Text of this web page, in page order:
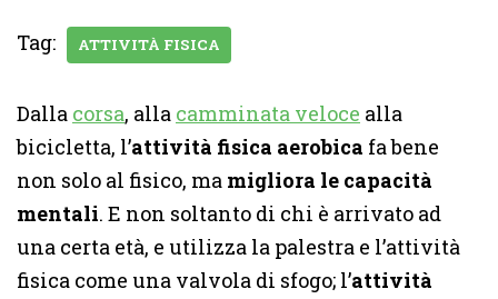
Tag: ATTIVITÀ FISICA
Dalla corsa, alla camminata veloce alla
bicicletta, l’attività fisica aerobica fa bene
non solo al fisico, ma migliora le capacità
mentali. E non soltanto di chi è arrivato ad
una certa età, e utilizza la palestra e l’attività
fisica come una valvola di sfogo; l’attività